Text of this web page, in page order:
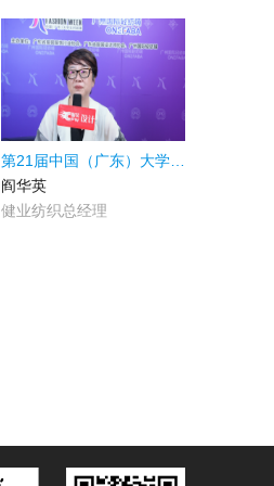
第21届中国（广东）大学生时装周|不惧东南亚抢单，健业纺织用“中国效率”守住面料“鲜度”
阎华英
健业纺织总经理